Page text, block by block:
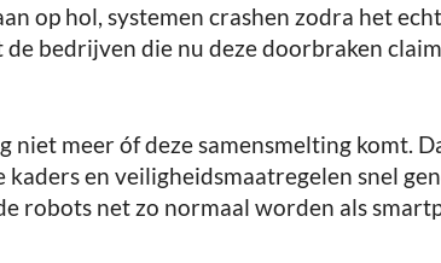
op hol, systemen crashen zodra het
bedrijven die nu deze doorbraken
niet meer óf deze samensmelting komt.
kaders en veiligheidsmaatregelen snel
robots net zo normaal worden als